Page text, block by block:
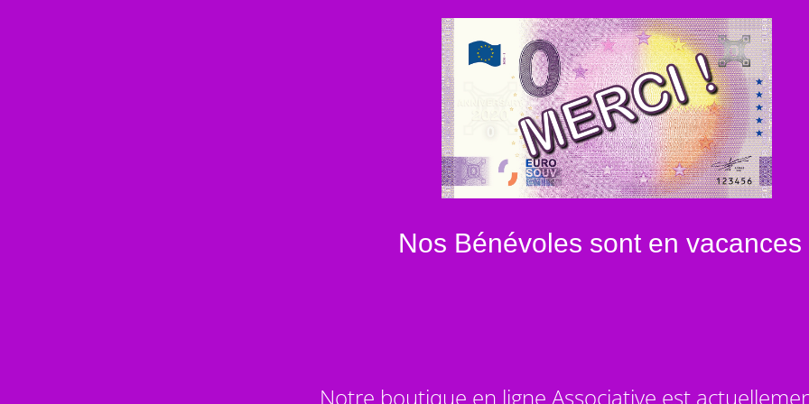
Nos Bénévoles sont en vacances
Notre boutique en ligne Associative est